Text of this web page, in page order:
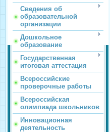
Сведения об
образовательной
организации
Дошкольное
образование
Государственная
итоговая аттестация
Всероссийские
проверочные работы
Всероссийская
олимпиада школьников
Инновационная
деятельность